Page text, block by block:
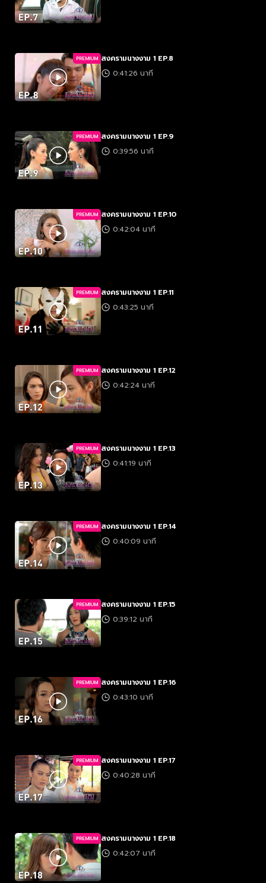
PREMIUM สงครามนางงาม 1 EP.8
0:41:26 นาที
PREMIUM สงครามนางงาม 1 EP.9
0:39:56 นาที
PREMIUM สงครามนางงาม 1 EP.10
0:42:04 นาที
PREMIUM สงครามนางงาม 1 EP.11
0:43:25 นาที
PREMIUM สงครามนางงาม 1 EP.12
0:42:24 นาที
PREMIUM สงครามนางงาม 1 EP.13
0:41:19 นาที
PREMIUM สงครามนางงาม 1 EP.14
0:40:09 นาที
PREMIUM สงครามนางงาม 1 EP.15
0:39:12 นาที
PREMIUM สงครามนางงาม 1 EP.16
0:43:10 นาที
PREMIUM สงครามนางงาม 1 EP.17
0:40:28 นาที
PREMIUM สงครามนางงาม 1 EP.18
0:42:07 นาที